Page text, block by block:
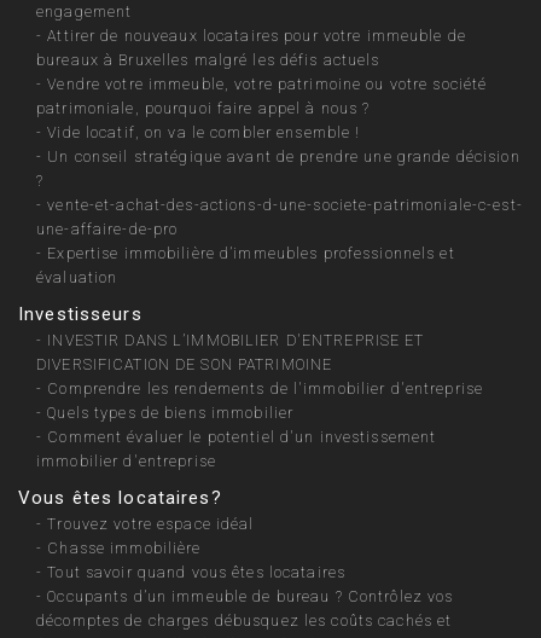
engagement
-Attirer de nouveaux locataires pour votre immeuble de
bureaux à Bruxelles malgré les défis actuels
-Vendre votre immeuble, votre patrimoine ou votre société
patrimoniale, pourquoi faire appel à nous ?
-Vide locatif, on va le combler ensemble !
- Un conseil stratégique avant de prendre une grande décision
?
-vente-et-achat-des-actions-d-une-societe-patrimoniale-c-est-
une-affaire-de-pro
- Expertise immobilière d’immeubles professionnels et
évaluation
Investisseurs
- INVESTIR DANS L’IMMOBILIER D'ENTREPRISE ET
DIVERSIFICATION DE SON PATRIMOINE
- Comprendre les rendements de l'immobilier d'entreprise
-Quels types de biens immobilier
- Comment évaluer le potentiel d'un investissement
immobilier d'entreprise
Vous êtes locataires?
-Trouvez votre espace idéal
- Chasse immobilière
-Tout savoir quand vous êtes locataires
-Occupants d’un immeuble de bureau ? Contrôlez vos
décomptes de charges débusquez les coûts cachés et